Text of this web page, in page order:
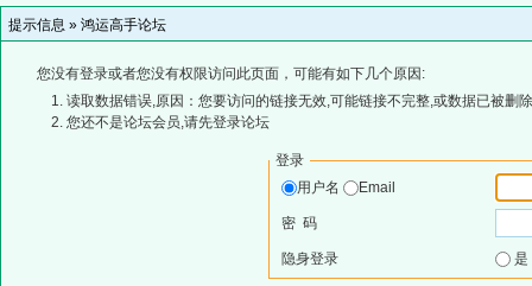
提示信息 » 鸿运高手论坛
您没有登录或者您没有权限访问此页面，可能有如下几个原因:
读取数据错误,原因：您要访问的链接无效,可能链接不完整,或数据已被删
您还不是论坛会员,请先登录论坛
登录
用户名
Email
密 码
隐身登录